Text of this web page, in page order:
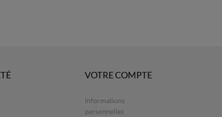
VOTRE COMPTE
Informations
personnelles